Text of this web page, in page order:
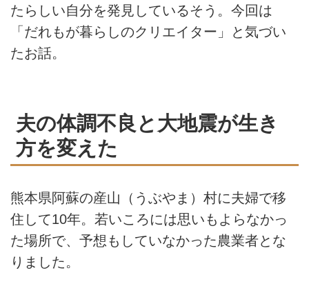
たらしい自分を発見しているそう。今回は
「だれもが暮らしのクリエイター」と気づい
たお話。
夫の体調不良と大地震が生き
方を変えた
熊本県阿蘇の産山（うぶやま）村に夫婦で移
住して10年。若いころには思いもよらなかっ
た場所で、予想もしていなかった農業者とな
りました。